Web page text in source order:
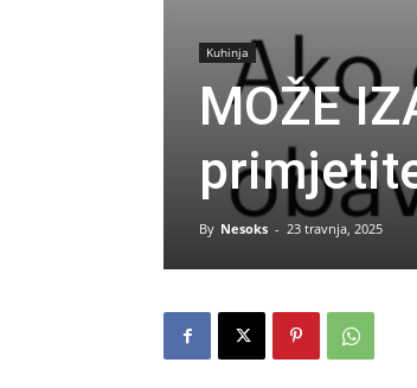
Kuhinja
MOŽE
By Nesoks - 23 travnja, 2025